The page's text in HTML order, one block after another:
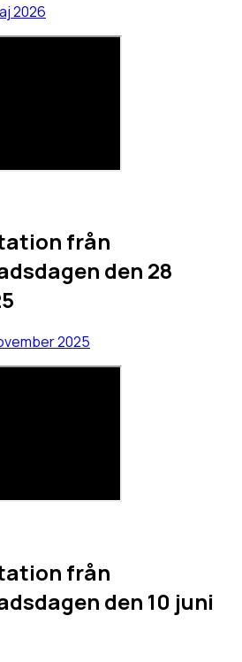
2026
från
den 28
2025
från
den 10 juni